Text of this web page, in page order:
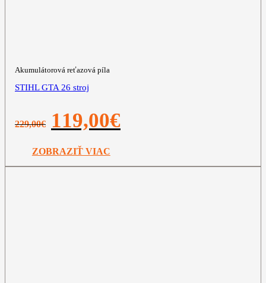
Akumulátorová reťazová píla
STIHL GTA 26 stroj
229,00€
Pôvodná
cena
229,00€.
119,00€
ZOBRAZIŤ VIAC